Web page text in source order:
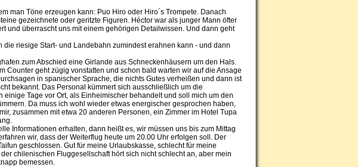
man Töne erzeugen kann: Puo Hiro oder Hiro´s Trompete. Danach
gezeichnete oder geritzte Figuren. Héctor war als junger Mann öfter
und überrascht uns mit einem gehörigen Detailwissen. Und dann geht
riesige Start- und Landebahn zumindest erahnen kann - und dann
zum Abschied eine Girlande aus Schneckenhäusern um den Hals.
Counter geht zügig vonstatten und schon bald warten wir auf die Ansage
in spanischer Sprache, die nichts Gutes verheißen und dann ist
bekannt. Das Personal kümmert sich ausschließlich um die
Tage vor Ort, als Einheimischer behandelt und soll mich um den
Da muss ich wohl wieder etwas energischer gesprochen haben,
zusammen mit etwa 20 anderen Personen, ein Zimmer im Hotel Tupa
Informationen erhalten, dann heißt es, wir müssen uns bis zum Mittag
wir, dass der Weiterflug heute um 20.00 Uhr erfolgen soll. Der
geschlossen. Gut für meine Urlaubskasse, schlecht für meine
chilenischen Fluggesellschaft hört sich nicht schlecht an, aber mein
bemessen.